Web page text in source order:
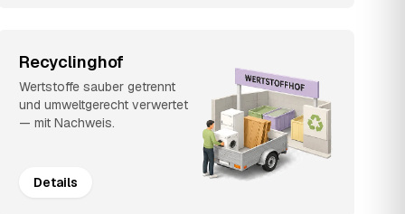
Recyclinghof
Wertstoffe sauber getrennt
und umweltgerecht verwertet
— mit Nachweis.
Details